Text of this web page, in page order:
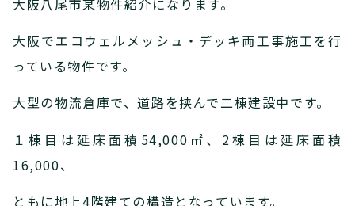
大阪でエコウェルメッシュ・デッキ両工事施工を行
っている物件です。
大型の物流倉庫で、道路を挟んで二棟建設中です。
１棟目は延床面積54,000㎡、2棟目は延床面積
16,000、
ともに地上4階建ての構造となっています。